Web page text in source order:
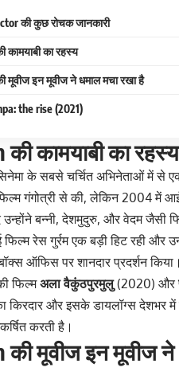
की कुछ रोचक जानकारी
कामयाबी का रहस्य
मूवीज इन मूवीज ने धमाल मचा रखा है
the rise (2021)
कामयाबी का रहस्य
के सबसे चर्चित अभिनेताओं में से
गंगोत्री से की, लेकिन 2004 में
बन्नी, देशमुदुरु, और वेदम जैसी
रेस गुर्रम एक बड़ी हिट रही और
ऑफिस पर शानदार प्रदर्शन किया।
फिल्मअला वैकुंठपुरमुलु(2020) और
किरदार और इसके डायलॉग्स देशभर में
करती है।
मूवीज इन मूवीज ने